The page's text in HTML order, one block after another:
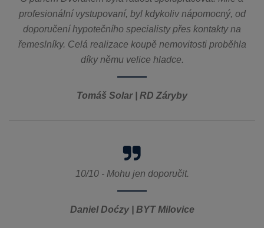
profesionální vystupovaní, byl kdykoliv nápomocný, od
doporučení hypotečního specialisty přes kontakty na
řemeslníky. Celá realizace koupě nemovitosti proběhla
díky němu velice hladce.
Tomáš Solar | RD Záryby
10/10 - Mohu jen doporučit.
Daniel Doćzy | BYT Milovice